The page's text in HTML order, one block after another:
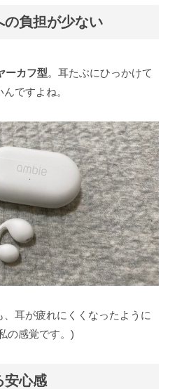
の負担が少ない
ーカフ型。耳たぶにひっかけて
ですよね。
耳が疲れにくくなったように
の感覚です。)
安心感